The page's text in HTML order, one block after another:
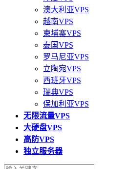
澳大利亚VPS
越南VPS
柬埔寨VPS
泰国VPS
罗马尼亚VPS
立陶宛VPS
西班牙VPS
瑞典VPS
保加利亚VPS
无限流量VPS
大硬盘VPS
高防VPS
独立服务器